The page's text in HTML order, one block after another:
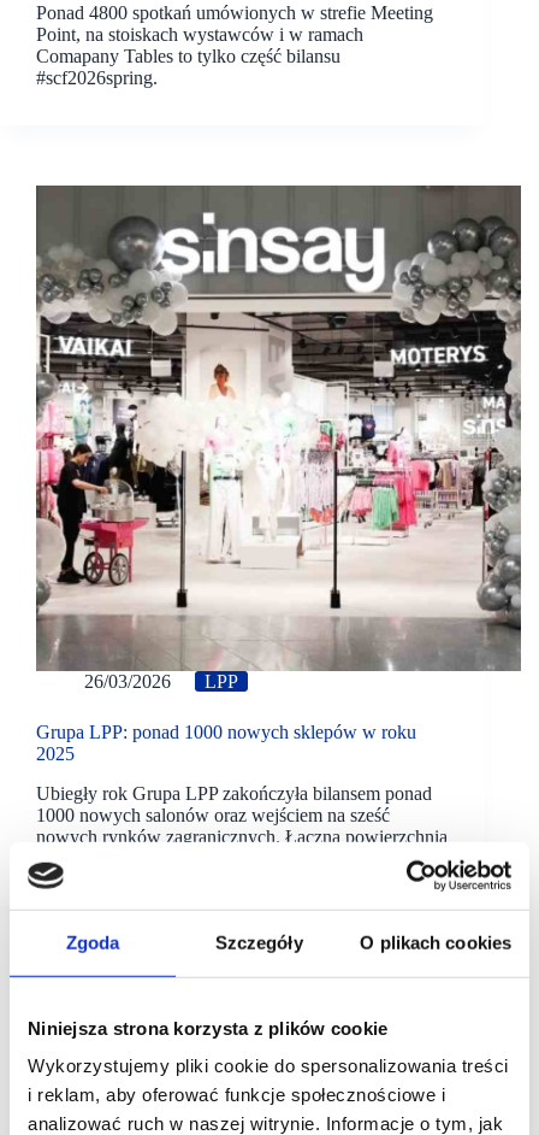
Zgoda Szczegóły O plikach cookies
Niniejsza strona korzysta z plików cookie
Wykorzystujemy pliki cookie do spersonalizowania treści
i reklam, aby oferować funkcje społecznościowe i
analizować ruch w naszej witrynie. Informacje o tym, jak
Ponad 4800 spotkań umówionych w strefie Meeting
Point, na stoiskach wystawców i w ramach
Comapany Tables to tylko część bilansu
#scf2026spring.
26/03/2026 LPP
Grupa LPP: ponad 1000 nowych sklepów w roku
2025
Ubiegły rok Grupa LPP zakończyła bilansem ponad
1000 nowych salonów oraz wejściem na sześć
nowych rynków zagranicznych. Łączna powierzchnia
sprzedażowa zwiększyła się o 25 proc. r/r.